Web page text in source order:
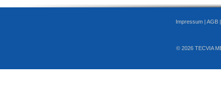
Impressum | AGB
© 2026 TECVIA